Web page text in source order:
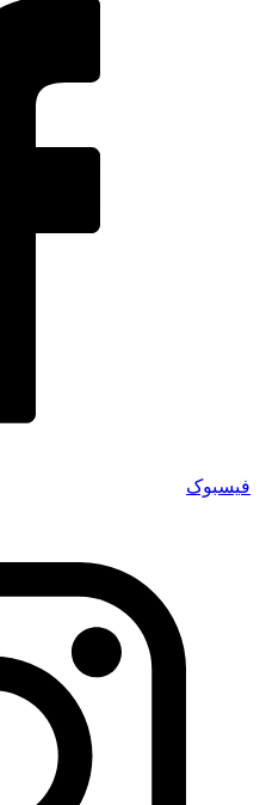
فیسبوک